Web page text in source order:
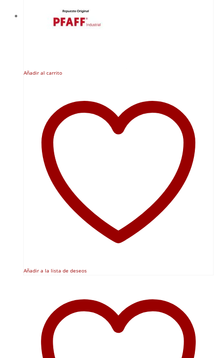
Añadir al carrito
Añadir a la lista de deseos